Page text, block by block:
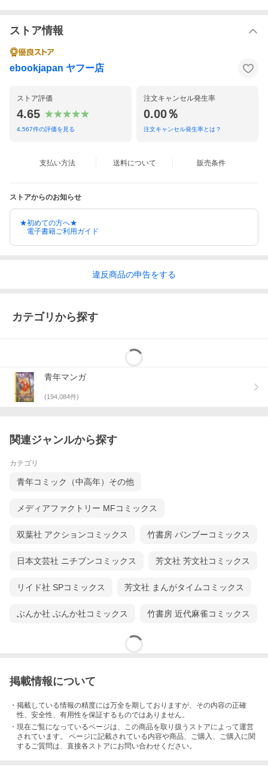
ストア情報
ebookjapan ヤフー店
ストア評価
4.65
4,567件の評価を見る
注文キャンセル発生率
0.00％
注文キャンセル発生率とは？
支払い方法 送料について 販売条件
ストアからのお知らせ
★初めての方へ★
電子書籍ご利用ガイド
違反商品の申告をする
カテゴリから探す
青年マンガ
(194,084件)
関連ジャンルから探す
カテゴリ
青年コミック（中高年）その他
メディアファクトリー MFコミックス
双葉社 アクションコミックス 竹書房 バンブーコミックス
日本文芸社 ニチブンコミックス 芳文社 芳文社コミックス
リイド社 SPコミックス 芳文社 まんがタイムコミックス
ぶんか社 ぶんか社コミックス 竹書房 近代麻雀コミックス
掲載情報について
・掲載している情報の精度には万全を期しておりますが、その内容の正確
性、安全性、有用性を保証するものではありません。
・現在ご覧になっているページは、この商品を取り扱うストアによって運営
されています。 ページに記載されている内容や商品、ご購入 、ご購入に関
するご質問は、直接各ストアにお問い合わせください。